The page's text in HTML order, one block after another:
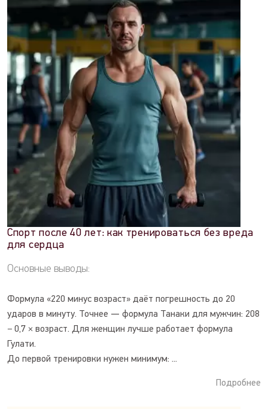
Спорт после 40 лет: как тренироваться без вреда
для сердца
Основные выводы:
Формула «220 минус возраст» даёт погрешность до 20
ударов в минуту. Точнее — формула Танаки для мужчин: 208
− 0,7 × возраст. Для женщин лучше работает формула
Гулати.
До первой тренировки нужен минимум: ...
Подробнее